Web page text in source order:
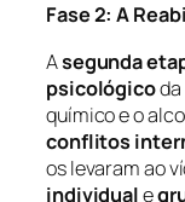
Fase 2: A
Asegunda
psicológicoda
químico e o
conflitos
os levaram ao
individuale